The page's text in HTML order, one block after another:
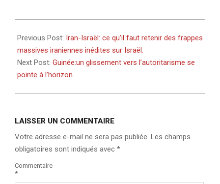
04-
16
Previous Post: Iran-Israël: ce qu’il faut retenir des frappes
massives iraniennes inédites sur Israël.
Next Post: Guinée:un glissement vers l’autoritarisme se
pointe à l’horizon.
LAISSER UN COMMENTAIRE
Votre adresse e-mail ne sera pas publiée. Les champs
obligatoires sont indiqués avec *
Commentaire
*